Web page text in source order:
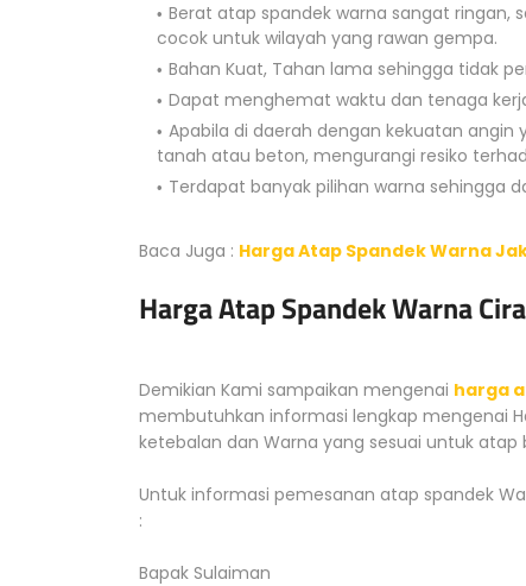
Berat atap spandek warna sangat ringan,
cocok untuk wilayah yang rawan gempa.
Bahan Kuat, Tahan lama sehingga tidak
Dapat menghemat waktu dan tenaga
Apabila di daerah dengan kekuatan
tanah atau beton, mengurangi resiko
Terdapat banyak pilihan warna sehingga
Baca Juga : Harga Atap Spandek Warna
Harga Atap Spandek Warna
Demikian Kami sampaikan mengenai harga
membutuhkan informasi lengkap mengenai
ketebalan dan Warna yang sesuai untuk
Untuk informasi pemesanan atap spandek
:
Bapak Sulaiman